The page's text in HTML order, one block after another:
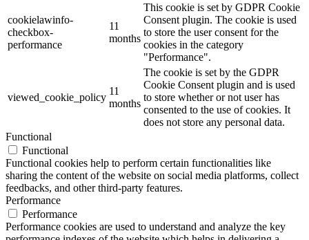
cookielawinfo-
checkbox-
performance
11
months
This cookie is set by GDPR Cookie
Consent plugin. The cookie is used
to store the user consent for the
cookies in the category
"Performance".
viewed_cookie_policy
11
months
The cookie is set by the GDPR
Cookie Consent plugin and is used
to store whether or not user has
consented to the use of cookies. It
does not store any personal data.
Functional
Functional
Functional cookies help to perform certain functionalities like
sharing the content of the website on social media platforms, collect
feedbacks, and other third-party features.
Performance
Performance
Performance cookies are used to understand and analyze the key